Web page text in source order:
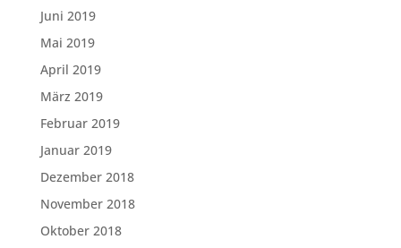
Juni 2019
Mai 2019
April 2019
März 2019
Februar 2019
Januar 2019
Dezember 2018
November 2018
Oktober 2018